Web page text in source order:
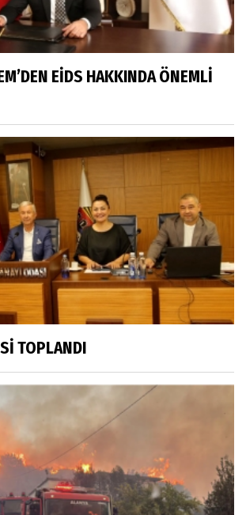
EİDS HAKKINDA ÖNEMLİ
TOPLANDI